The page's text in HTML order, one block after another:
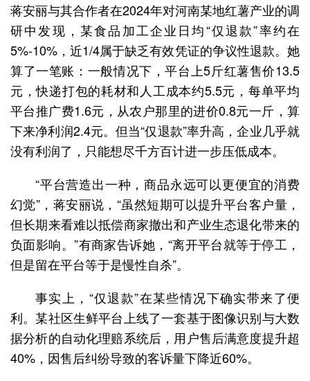
蒋安丽与其合作者在2024年对河南某地红薯产业的调
研中发现，某食品加工企业日均“仅退款”率约在
5%-10%，近1/4属于缺乏有效凭证的争议性退款。她
算了一笔账：一般情况下，平台上5斤红薯售价13.5
元，快递打包的耗材和人工成本约5.5元，每单平均
平台推广费1.6元，从农户那里的进价0.8元一斤，算
下来净利润2.4元。但当“仅退款”率升高，企业几乎就
没有利润了，只能想尽千方百计进一步压低成本。
“平台营造出一种，商品永远可以更便宜的消费
幻觉”，蒋安丽说，“虽然短期可以提升平台客户量，
但长期来看难以抵偿商家撤出和产业生态退化带来的
负面影响。”有商家告诉她，“离开平台就等于停工，
但是留在平台等于是慢性自杀”。
事实上，“仅退款”在某些情况下确实带来了便
利。某社区生鲜平台上线了一套基于图像识别与大数
据分析的自动化理赔系统后，用户售后满意度提升超
40%，因售后纠纷导致的客诉量下降近60%。